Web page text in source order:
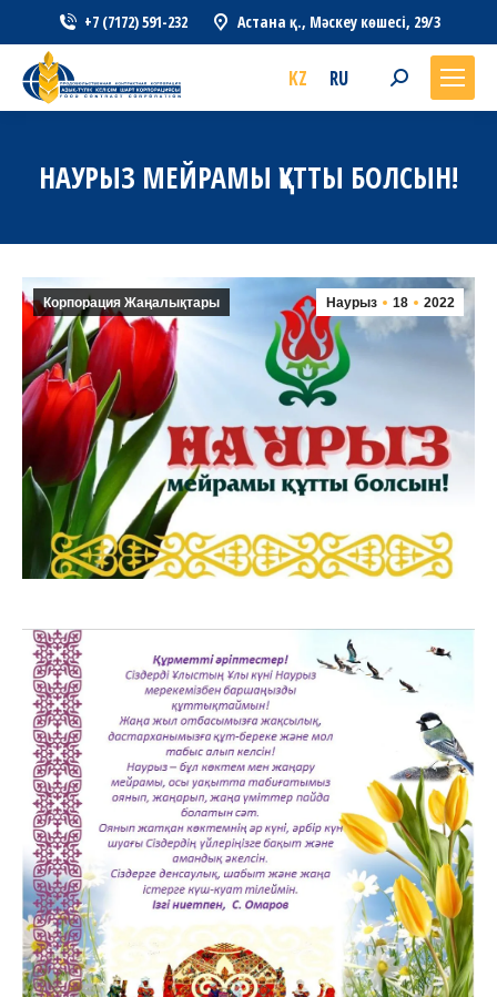
+7 (7172) 591-232 Астана қ., Мәскеу көшесі, 29/3
KZ RU Search:
НАУРЫЗ МЕЙРАМЫ ҚҰТТЫ БОЛСЫН!
Наурыз 18 2022
Корпорация Жаңалықтары